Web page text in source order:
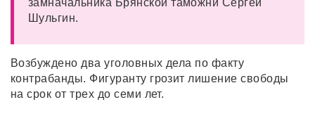
замначальника Брянской таможни Сергей
Шульгин.
Возбуждено два уголовных дела по факту
контрабанды. Фигуранту грозит лишение свободы
на срок от трех до семи лет.